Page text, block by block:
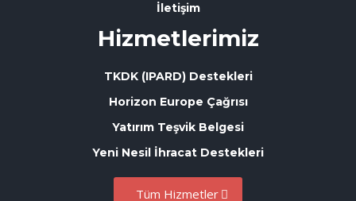
İletişim
Hizmetlerimiz
TKDK (IPARD) Destekleri
Horizon Europe Çağrısı
Yatırım Teşvik Belgesi
Yeni Nesil İhracat Destekleri
Tüm Hizmetler